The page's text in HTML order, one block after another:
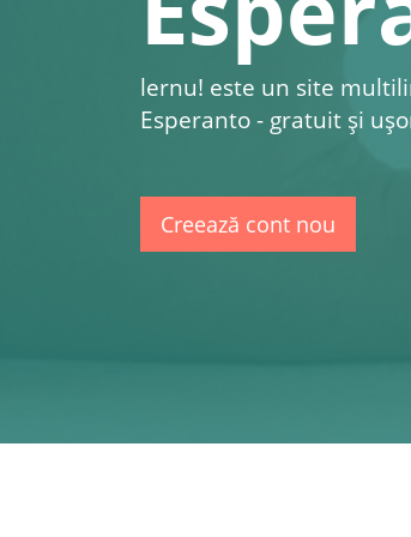
lernu! este un site
Esperanto - gratuit şi
Creează cont nou